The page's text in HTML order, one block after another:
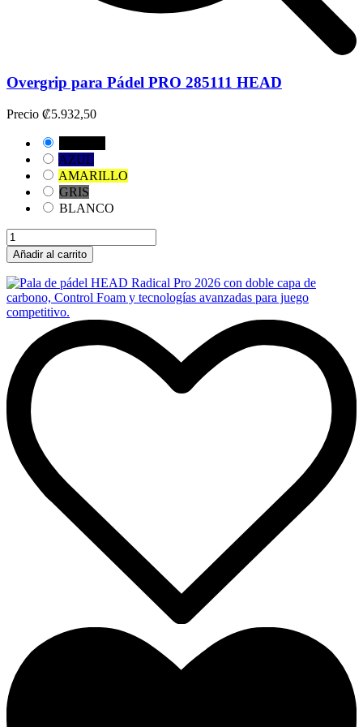
Overgrip para Pádel PRO 285111 HEAD
Precio ₡5.932,50
AZUL
AMARILLO
GRIS
BLANCO
Añadir al carrito